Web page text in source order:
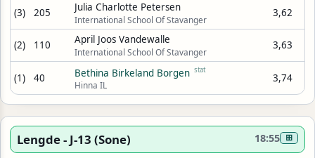
(3) 205 Julia Charlotte Petersen
International School Of Stavanger
3,62
(2) 110 April Joos Vandewalle
International School Of Stavanger
3,63
(1) 40 Bethina Birkeland Borgen stat
Hinna IL
3,74
Lengde - J-13 (Sone) 18:55 ⊞